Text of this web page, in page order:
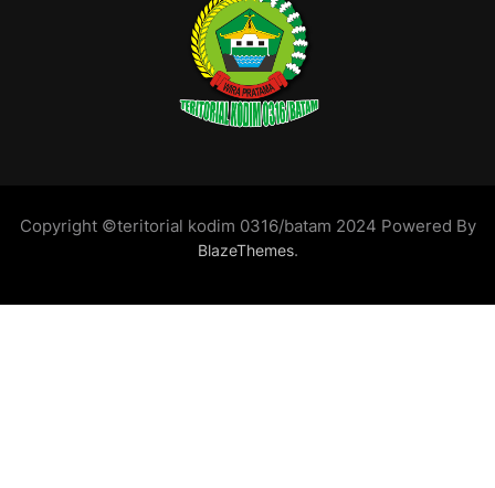
Copyright ©teritorial kodim 0316/batam 2024 Powered By
BlazeThemes.